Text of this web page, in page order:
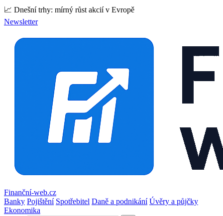
📈 Dnešní trhy: mírný růst akcií v Evropě
Newsletter
Finanční-web.cz
Banky Pojištění Spotřebitel Daně a podnikání Úvěry a půjčky
Ekonomika